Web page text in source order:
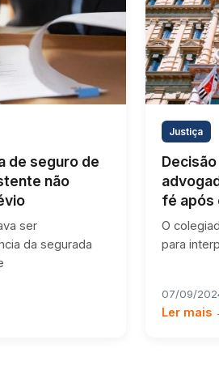
de seguro de
não
ser
da segurada
Justiça
fé após
O
para
07/09/
Ler mais